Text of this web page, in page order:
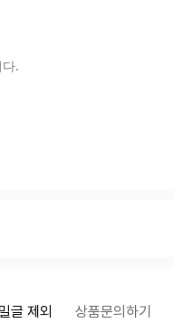
글 제외 상품문의하기